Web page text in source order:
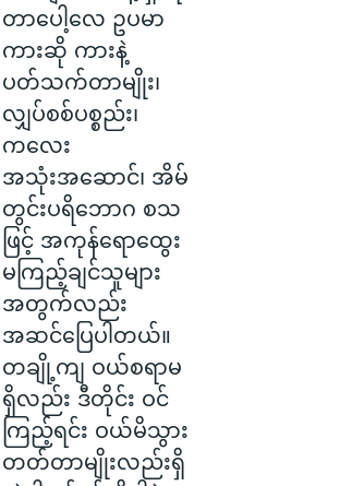
တာပေါ့လေ ဥပမာ
ကားဆို ကားနဲ့
ပတ်သက်တာမျိုး၊
လျှပ်စစ်ပစ္စည်း၊
ကလေး
အသုံးအဆောင်၊ အိမ်
တွင်းပရိဘောဂ စသ
ဖြင့် အကုန်ရောထွေး
မကြည့်ချင်သူများ
အတွက်လည်း
အဆင်ပြေပါတယ်။
တချို့ကျ ဝယ်စရာမ
ရှိလည်း ဒီတိုင်း ဝင်
ကြည့်ရင်း ဝယ်မိသွား
တတ်တာမျိုးလည်းရှိ